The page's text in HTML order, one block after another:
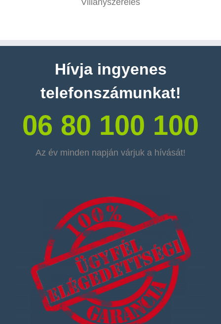
Villanyszerelés
Hívja ingyenes
telefonszámunkat!
06 80 100 100
Az év minden napján várjuk a hívását!